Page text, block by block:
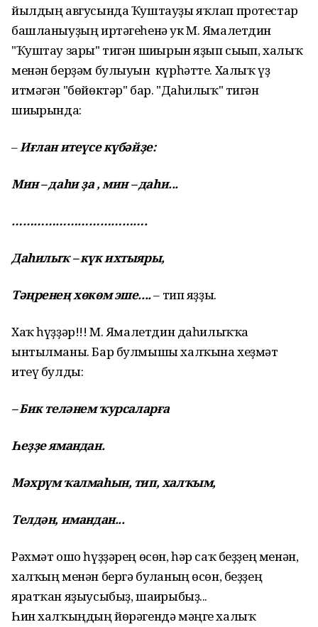
йылдың авгусында Ҡуштауҙы яҡлап протестар
башланыуҙың иртәгеһенә ук М. Ямалетдин
"Ҡуштау зары" тигән шиғырын яҙып сығып, халыҡ
менән берҙәм булыуын күрһәтте. Халыҡ үҙ
итмәгән "бөйөктәр" бар. "Даһилыҡ" тигән
шиғырында:
–Иғлан итеүсе күбәйҙе:
Мин – даһи ҙа , мин – даһи...
……………………………….
Даһилыҡ – күк ихтыяры,
Тәңренең хөкөм эше....– тип яҙҙы.
Хаҡ һүҙҙәр!!! М. Ямалетдин даһилыҡҡа
ынтылманы. Бар булмышы халҡына хеҙмәт
итеү булды:
– Бик теләнем ҡурсаларға
Һеҙҙе ямандан.
Мәхрүм ҡалмаһын, тип, халҡым,
Телдән, имандан...
Рәхмәт ошо һүҙҙәрең өсөн, һәр саҡ беҙҙең менән,
халҡың менән бергә булғаның өсөн, беҙҙең
яратҡан яҙыусыбыҙ, шағирыбыҙ...
Һин халҡыңдың йөрәгендә мәңге халыҡ